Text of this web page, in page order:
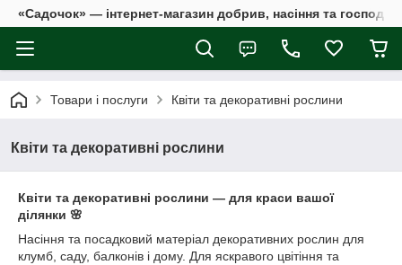
«Садочок» — інтернет-магазин добрив, насіння та
Товари і послуги Квіти та декоративні рослини
Квіти та декоративні рослини
Квіти та декоративні рослини — для краси вашої
ділянки 🌸
Насіння та посадковий матеріал декоративних рослин для
клумб, саду, балконів і дому. Для яскравого цвітіння та